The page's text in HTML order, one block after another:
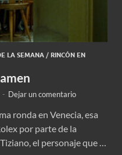
LA SEMANA / RINCÓN EN
- Dejar un comentario
ronda en Venecia, esa
por parte de la
el personaje que …